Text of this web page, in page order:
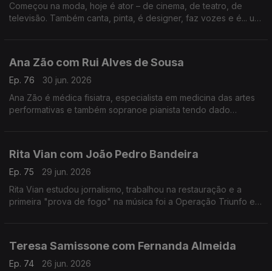
Começou na moda, hoje é ator – de cinema, de teatro, de
televisão. Também canta, pinta, é designer, faz vozes e é... um
Ana Zão com Rui Alves de Sousa
Ep. 76
30 jun. 2026
Ana Zão é médica fisiatra, especialista em medicina das artes
performativas e também sopranoe pianista tendo dado
Rita Vian com João Pedro Bandeira
Ep. 75
29 jun. 2026
Rita Vian estudou jornalismo, trabalhou na restauração e a
primeira "prova de fogo" na música foi a Operação Triunfo em
Teresa Samissone com Fernanda Almeida
Ep. 74 26 jun. 2026